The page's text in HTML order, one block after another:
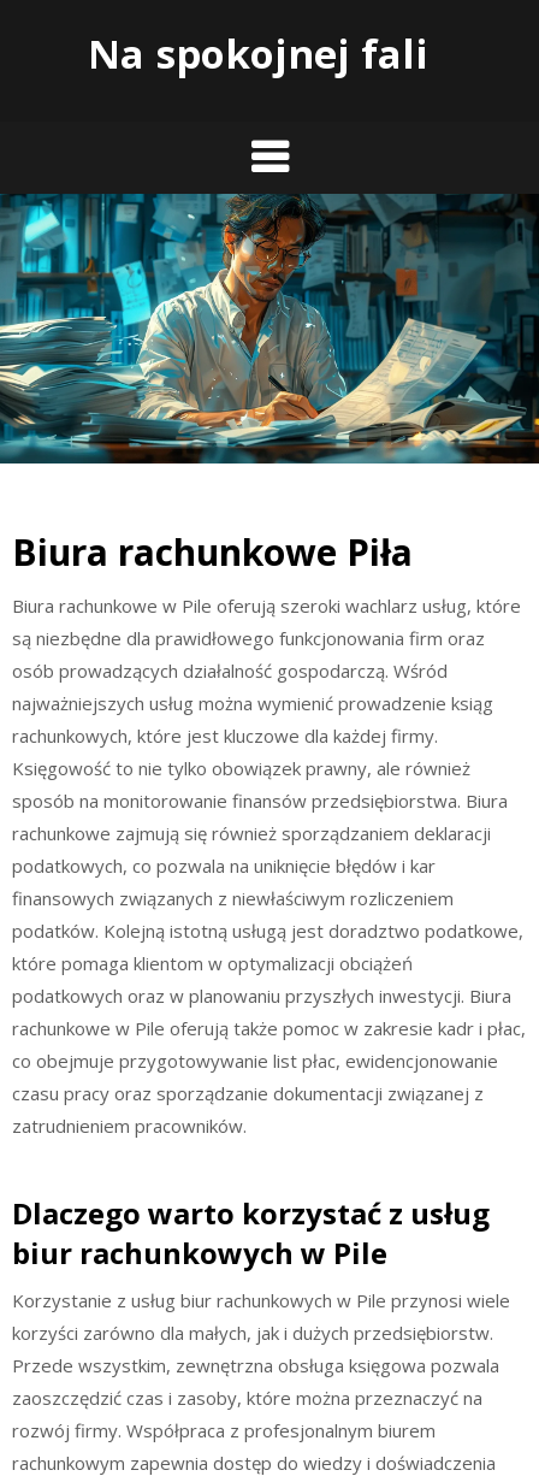
Na spokojnej fali
Biura rachunkowe Piła
Biura rachunkowe w Pile oferują szeroki wachlarz usług, które
są niezbędne dla prawidłowego funkcjonowania firm oraz
osób prowadzących działalność gospodarczą. Wśród
najważniejszych usług można wymienić prowadzenie ksiąg
rachunkowych, które jest kluczowe dla każdej firmy.
Księgowość to nie tylko obowiązek prawny, ale również
sposób na monitorowanie finansów przedsiębiorstwa. Biura
rachunkowe zajmują się również sporządzaniem deklaracji
podatkowych, co pozwala na uniknięcie błędów i kar
finansowych związanych z niewłaściwym rozliczeniem
podatków. Kolejną istotną usługą jest doradztwo podatkowe,
które pomaga klientom w optymalizacji obciążeń
podatkowych oraz w planowaniu przyszłych inwestycji. Biura
rachunkowe w Pile oferują także pomoc w zakresie kadr i płac,
co obejmuje przygotowywanie list płac, ewidencjonowanie
czasu pracy oraz sporządzanie dokumentacji związanej z
zatrudnieniem pracowników.
Dlaczego warto korzystać z usług
biur rachunkowych w Pile
Korzystanie z usług biur rachunkowych w Pile przynosi wiele
korzyści zarówno dla małych, jak i dużych przedsiębiorstw.
Przede wszystkim, zewnętrzna obsługa księgowa pozwala
zaoszczędzić czas i zasoby, które można przeznaczyć na
rozwój firmy. Współpraca z profesjonalnym biurem
rachunkowym zapewnia dostęp do wiedzy i doświadczenia